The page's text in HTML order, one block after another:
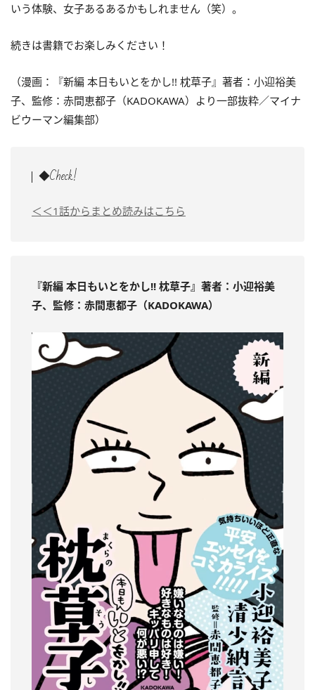
いう体験、女子あるあるかもしれません（笑）。
続きは書籍でお楽しみください！
（漫画：『新編 本日もいとをかし!! 枕草子』著者：小迎裕美
子、監修：赤間恵都子（KADOKAWA） より一部抜粋／マイナ
ビウーマン編集部）
◆Check!
＜＜1話からまとめ読みはこちら
『新編 本日もいとをかし!! 枕草子』著者：小迎裕美
子、監修：赤間恵都子（KADOKAWA）